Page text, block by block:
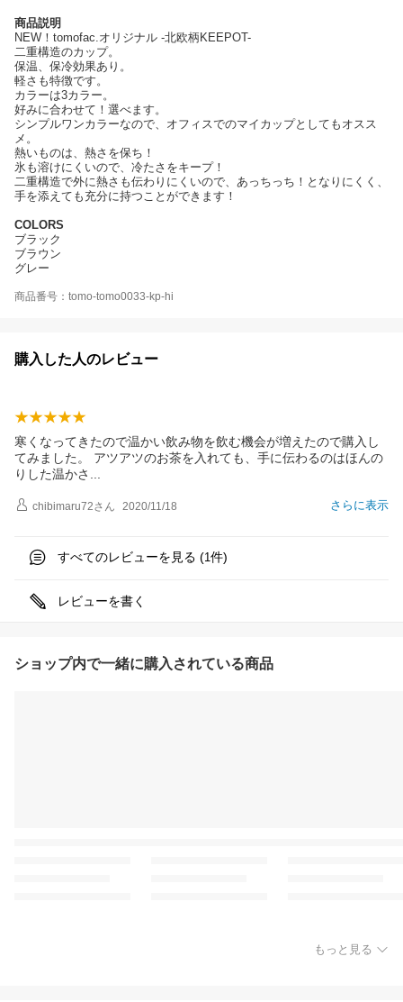
商品説明
NEW！tomofac.オリジナル -北欧柄KEEPOT-
二重構造のカップ。
保温、保冷効果あり。
軽さも特徴です。
カラーは3カラー。
好みに合わせて！選べます。
シンプルワンカラーなので、オフィスでのマイカップとしてもオスス
メ。
熱いものは、熱さを保ち！
氷も溶けにくいので、冷たさをキープ！
二重構造で外に熱さも伝わりにくいので、あっちっち！となりにくく、
手を添えても充分に持つことができます！
COLORS
ブラック
ブラウン
グレー
商品番号：tomo-tomo0033-kp-hi
購入した人のレビュー
寒くなってきたので温かい飲み物を飲む機会が増えたので購入し
てみました。 アツアツのお茶を入れても、手に伝わるのはほんの
りした温かさ
さらに表示
chibimaru72さん 2020/11/18
すべてのレビューを見る (1件)
レビューを書く
ショップ内で一緒に購入されている商品
もっと見る